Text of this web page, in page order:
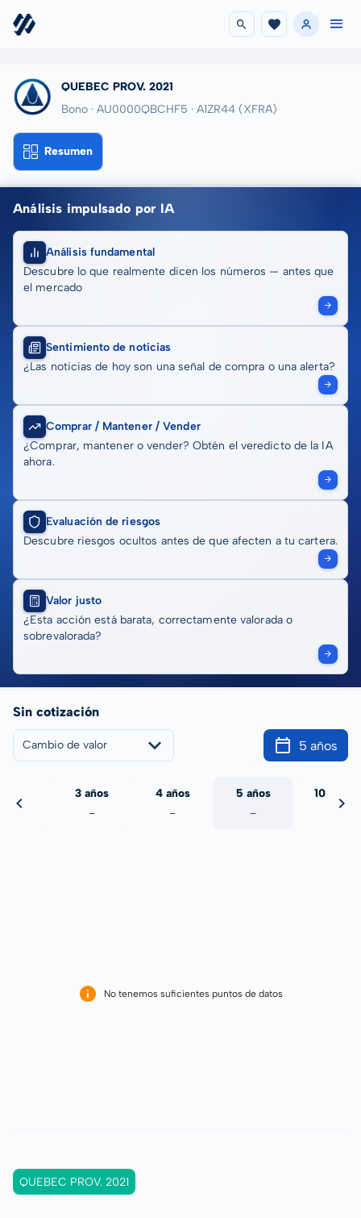
QUEBEC PROV. 2021
Bono · AU0000QBCHF5 · A1ZR44 (XFRA)
Resumen
Análisis impulsado por IA
Análisis fundamental
Descubre lo que realmente dicen los números — antes que
el mercado
Sentimiento de noticias
¿Las noticias de hoy son una señal de compra o una alerta?
Comprar / Mantener / Vender
¿Comprar, mantener o vender? Obtén el veredicto de la IA
ahora.
Evaluación de riesgos
Descubre riesgos ocultos antes de que afecten a tu cartera.
Valor justo
¿Esta acción está barata, correctamente valorada o
sobrevalorada?
Sin cotización
Cambio de valor 5 años
3 años
-
4 años
-
5 años
-
10 años
No tenemos suficientes puntos de datos
QUEBEC PROV. 2021